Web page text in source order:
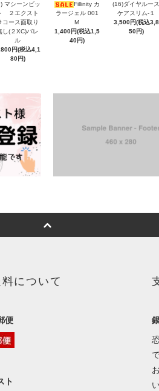
マシーンビッ
２エクスト
コース面取り
し(２XC)バレ
ル
円(税込4,1
80円)
Fillinity カ
ラージェル 001
M
1,400円(税込1,5
40円)
(16)ダイヤルース
ケアスリム-１
3,500円(税込3,8
50円)
について
便
ト